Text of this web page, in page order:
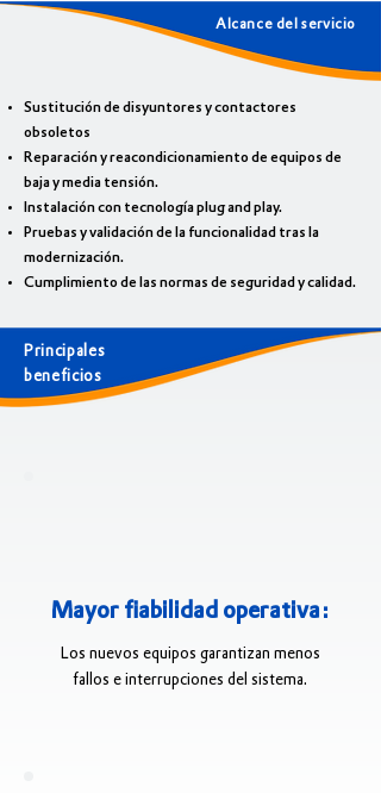
Alcance del servicio
Sustitución de disyuntores y contactores
obsoletos
Reparación y reacondicionamiento de equipos de
baja y media tensión.
Instalación con tecnología plug and play.
Pruebas y validación de la funcionalidad tras la
modernización.
Cumplimiento de las normas de seguridad y calidad.
Principales
beneficios
Mayor fiabilidad operativa:
Los nuevos equipos garantizan menos
fallos e interrupciones del sistema.